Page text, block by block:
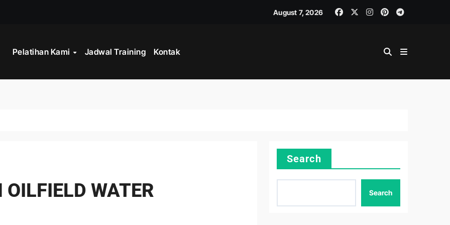
MANAGEMENT COMPLIANCE
August 7, 2026
Pelatihan Kami Jadwal Training Kontak
WATER
Search
Search